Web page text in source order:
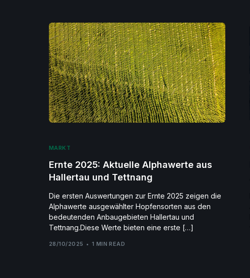
MARKT
Ernte 2025: Aktuelle Alphawerte aus
Hallertau und Tettnang
Die ersten Auswertungen zur Ernte 2025 zeigen die
Alphawerte ausgewählter Hopfensorten aus den
bedeutenden Anbaugebieten Hallertau und
Tettnang.Diese Werte bieten eine erste […]
28/10/2025 1 MIN READ